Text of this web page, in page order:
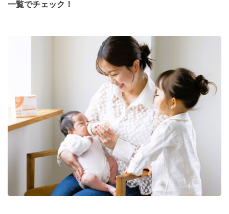
一覧でチェック！